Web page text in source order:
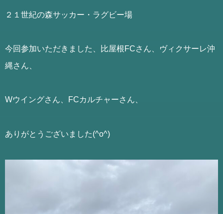
２１世紀の森サッカー・ラグビー場
今回参加いただきました、比屋根FCさん、ヴィクサーレ沖
縄さん、
Wウイングさん、FCカルチャーさん、
ありがとうございました(^o^)